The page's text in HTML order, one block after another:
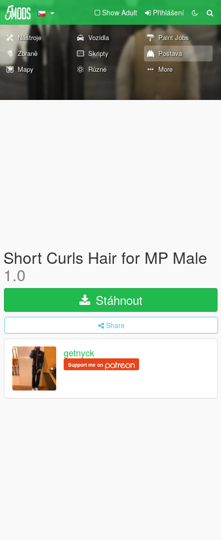
Show Adult Přihlášení
Nástroje Vozidla
Paint Jobs
Zbraně
Skripty
Postava
Mapy
Různé More
Short Curls Hair for MP Male
1.0
Stáhnout
Share
getnyck
Support me on